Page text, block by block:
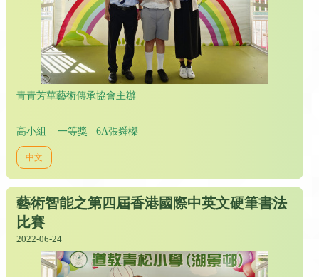
青青芳華藝術傳承協會主辦
高小組 一等獎 6A張舜榤
中文
藝術智能之第四屆香港國際中英文硬筆書法
比賽
2022-06-24